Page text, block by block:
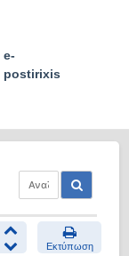
e-
postirixis
Εκτύπωση